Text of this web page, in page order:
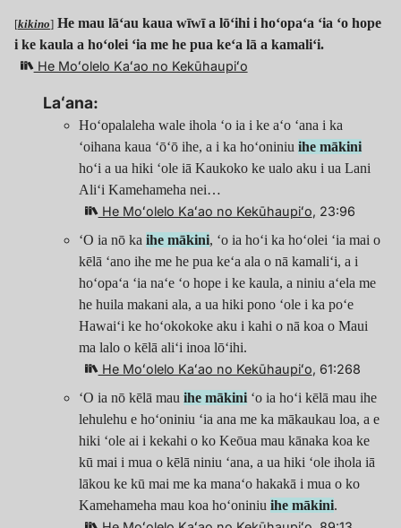
[kikino] He mau lāʻau kaua wīwī a lōʻihi i hoʻopaʻa ʻia ʻo hope
i ke kaula a hoʻolei ʻia me he pua keʻa lā a kamaliʻi.
He Moʻolelo Kaʻao no Kekūhaupiʻo
Laʻana:
Hoʻopalaleha wale ihola ʻo ia i ke aʻo ʻana i ka
ʻoihana kaua ʻōʻō ihe, a i ka hoʻoniniu ihe mākini
hoʻi a ua hiki ʻole iā Kaukoko ke ualo aku i ua Lani
Aliʻi Kamehameha nei…
He Moʻolelo Kaʻao no Kekūhaupiʻo, 23:96
ʻO ia nō ka ihe mākini, ʻo ia hoʻi ka hoʻolei ʻia mai o
kēlā ʻano ihe me he pua keʻa ala o nā kamaliʻi, a i
hoʻopaʻa ʻia naʻe ʻo hope i ke kaula, a niniu aʻela me
he huila makani ala, a ua hiki pono ʻole i ka poʻe
Hawaiʻi ke hoʻokokoke aku i kahi o nā koa o Maui
ma lalo o kēlā aliʻi inoa lōʻihi.
He Moʻolelo Kaʻao no Kekūhaupiʻo, 61:268
ʻO ia nō kēlā mau ihe mākini ʻo ia hoʻi kēlā mau ihe
lehulehu e hoʻoniniu ʻia ana me ka mākaukau loa, a e
hiki ʻole ai i kekahi o ko Keōua mau kānaka koa ke
kū mai i mua o kēlā niniu ʻana, a ua hiki ʻole ihola iā
lākou ke kū mai me ka manaʻo hakakā i mua o ko
Kamehameha mau koa hoʻoniniu ihe mākini.